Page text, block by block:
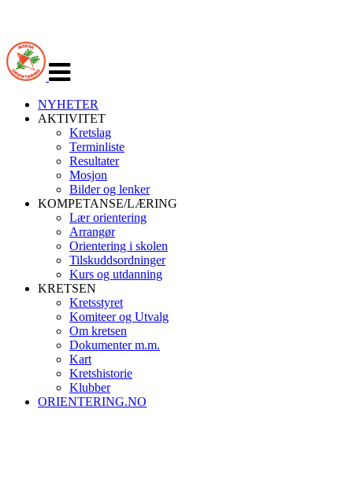
navigasjon
NYHETER
AKTIVITET
Kretslag
Terminliste
Resultater
Mosjon
Bilder og lenker
KOMPETANSE/LÆRING
Lær orientering
Arrangør
Orientering i skolen
Tilskuddsordninger
Kurs og utdanning
KRETSEN
Kretsstyret
Komiteer og Utvalg
Om kretsen
Dokumenter m.m.
Kart
Kretshistorie
Klubber
ORIENTERING.NO